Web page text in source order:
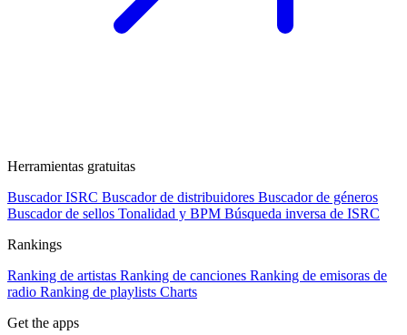
Herramientas gratuitas
Buscador ISRC Buscador de distribuidores Buscador de géneros
Buscador de sellos Tonalidad y BPM Búsqueda inversa de ISRC
Rankings
Ranking de artistas Ranking de canciones Ranking de emisoras de
radio Ranking de playlists Charts
Get the apps